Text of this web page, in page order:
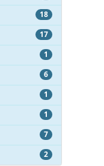
18
17
1
6
1
1
7
2